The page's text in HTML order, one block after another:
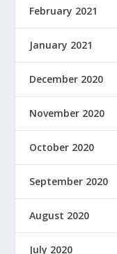
February 2021
January 2021
December 2020
November 2020
October 2020
September 2020
August 2020
July 2020